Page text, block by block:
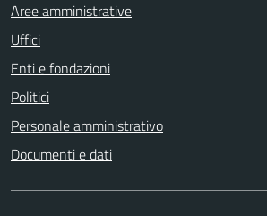
Aree amministrative
Uffici
Enti e fondazioni
Politici
Personale amministrativo
Documenti e dati